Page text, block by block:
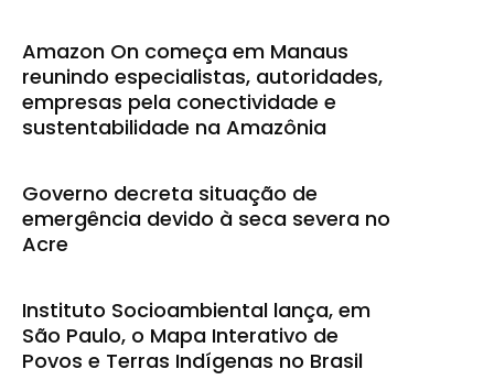
Amazon On começa em Manaus
reunindo especialistas, autoridades,
empresas pela conectividade e
sustentabilidade na Amazônia
Governo decreta situação de
emergência devido à seca severa no
Acre
Instituto Socioambiental lança, em
São Paulo, o Mapa Interativo de
Povos e Terras Indígenas no Brasil